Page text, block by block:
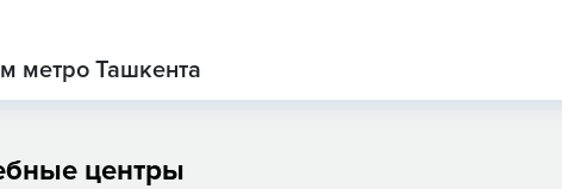
метро Ташкента
центры